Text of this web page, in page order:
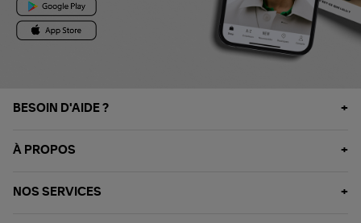
BESOIN D'AIDE ?
À PROPOS
NOS SERVICES